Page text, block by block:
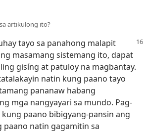
artikulong ito?
tayo sa panahong malapit
masamang sistemang ito, dapat
gisíng at patuloy na magbantay.
natin kung paano tayo
pananaw habang
mga nangyayari sa mundo. Pag-
paano bibigyang-pansin ang
paano natin gagamitin sa